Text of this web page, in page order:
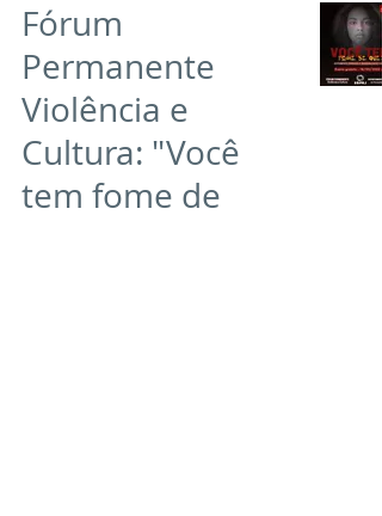
Fórum
Permanente
Violência e
Cultura: "Você
tem fome de